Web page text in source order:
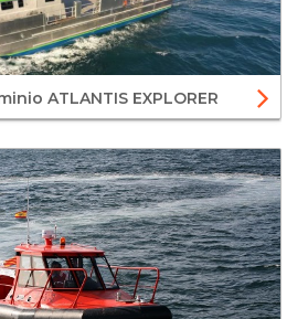
ATLANTIS EXPLORER